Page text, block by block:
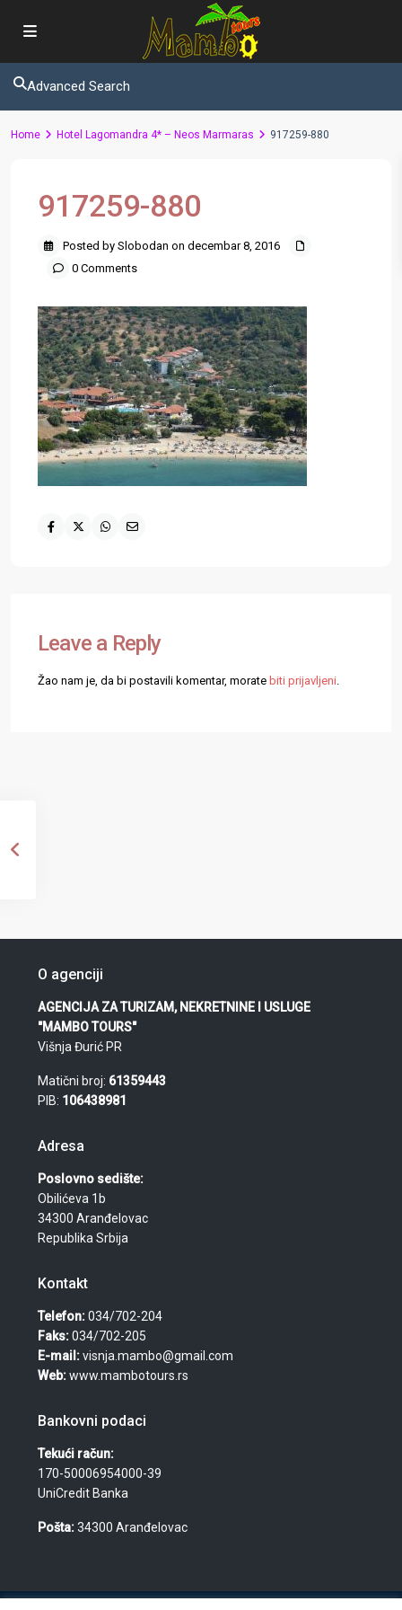
Advanced Search
Home Hotel Lagomandra 4* – Neos Marmaras 917259-880
917259-880
Posted by Slobodan on decembar 8, 2016
0 Comments
Leave a Reply
Žao nam je, da bi postavili komentar, morate biti prijavljeni.
O agenciji
AGENCIJA ZA TURIZAM, NEKRETNINE I USLUGE
"MAMBO TOURS"
Višnja Đurić PR
Matični broj: 61359443
PIB: 106438981
Adresa
Poslovno sedište:
Obilićeva 1b
34300 Aranđelovac
Republika Srbija
Kontakt
Telefon:034/702-204
Faks:034/702-205
E-mail:visnja.mambo@gmail.com
Web:www.mambotours.rs
Bankovni podaci
Tekući račun:
170-50006954000-39
UniCredit Banka
Pošta:34300 Aranđelovac